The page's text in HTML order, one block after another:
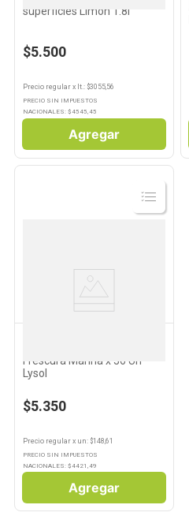
superficies Limón 1.8l
$5.500
Precio regular x lt. : $3055,56
PRECIO SIN IMPUESTOS
NACIONALES: $4545,45
Agregar
Ver
Producto
Frescura Marina x 36 Un
Lysol
$5.350
Precio regular x un: $148,61
PRECIO SIN IMPUESTOS
NACIONALES: $4421,49
Agregar